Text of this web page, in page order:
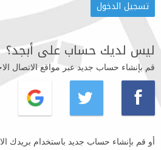
ليس لديك حساب على أبجد؟
قم بإنشاء حساب جديد عبر مواقع الاتصال
أو قم بإنشاء حساب جديد باستخدام بريدك